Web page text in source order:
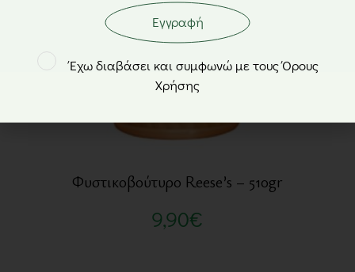
Φυστικοβούτυρο Reese’s – 510gr
9,90€
Εγγραφή
Έχω διαβάσει και συμφωνώ με τους Όρους
Χρήσης